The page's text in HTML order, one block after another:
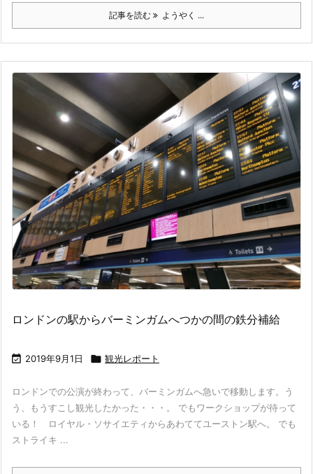
記事を読む ようやく ...
ロンドンの駅からバーミンガムへつかの間の鉄分補給
 2019年9月1日  観光レポート
ロンドンでの公演が終わって、バーミンガムへ急いで移動します。う
う、もうすこし観光したかった・・・。 でもワークショップが待って
いる！ ロイヤル・ソサイエティからあわててユーストン駅へ。 でも
ストライキ ...